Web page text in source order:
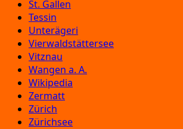
St. Gallen
Tessin
Unterägeri
Vierwaldstättersee
Vitznau
Wangen a. A.
Wikipedia
Zermatt
Zürich
Zürichsee